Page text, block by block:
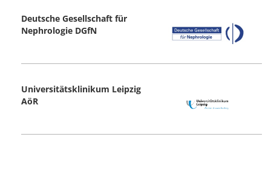
Deutsche Gesellschaft für
Nephrologie DGfN
Universitätsklinikum Leipzig
AöR